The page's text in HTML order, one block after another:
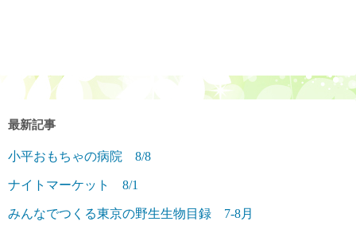
最新記事
小平おもちゃの病院 8/8
ナイトマーケット 8/1
みんなでつくる東京の野生生物目録 7-8月